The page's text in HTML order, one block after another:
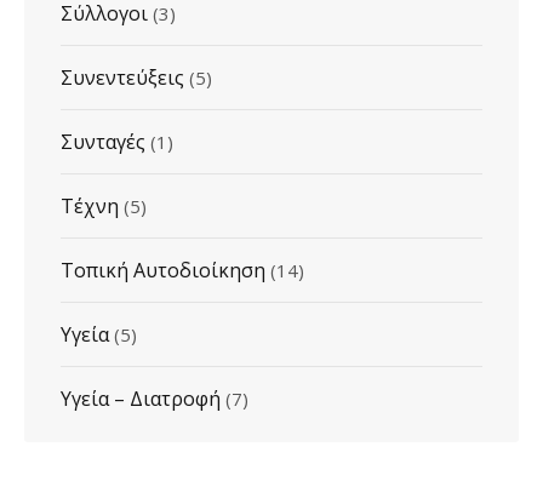
Σύλλογοι (3)
Συνεντεύξεις (5)
Συνταγές (1)
Τέχνη (5)
Τοπική Αυτοδιοίκηση (14)
Υγεία(5)
Υγεία – Διατροφή (7)